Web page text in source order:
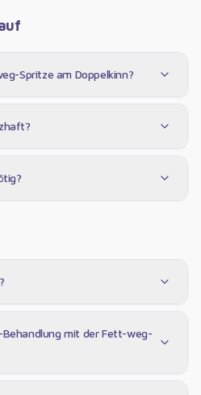
Spritze am Doppelkinn?
mit der Fett-weg-